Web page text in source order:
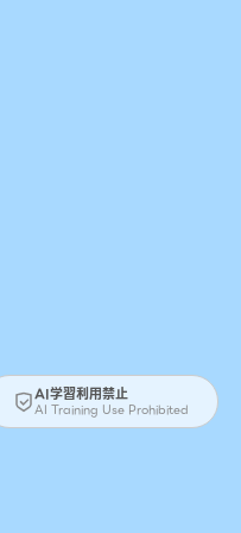
AI学習利用禁止
AI Training Use Prohibited